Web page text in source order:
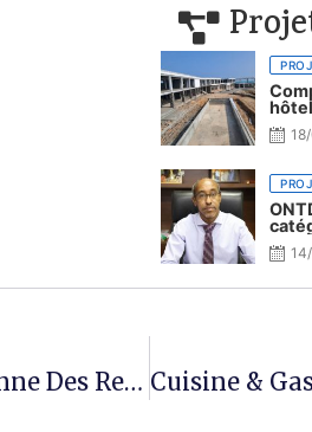
Faune Aquatique : Pour Une Présence Pérenne Des Requins Baleines Sur Nos Rivages